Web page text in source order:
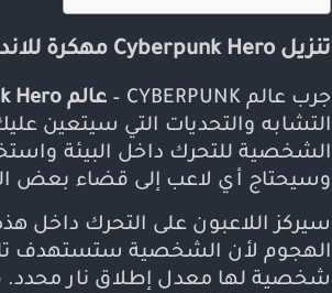
تنزيل Cyberpunk Hero مهكرة للاندرويد
جرب عالم CYBERPUNK – عالم Cyberpunk Hero
التشابه والتحديات التي سيتعين
الشخصية للتحرك داخل البيئة
وسيحتاج أي لاعب إلى قضاء بعض
سيركز اللاعبون على التحرك داخل
الهجوم لأن الشخصية ستستهدف
شخصية لها معدل إطلاق نار محدد.